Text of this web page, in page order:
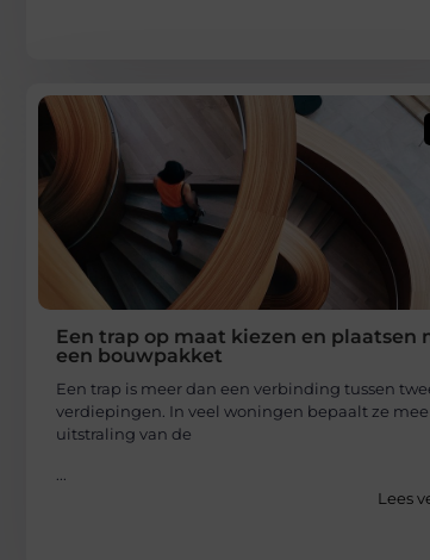
Een trap op maat kiezen en plaatsen
een bouwpakket
Een trap is meer dan een verbinding tussen
verdiepingen. In veel woningen bepaalt ze
uitstraling van de
Lees